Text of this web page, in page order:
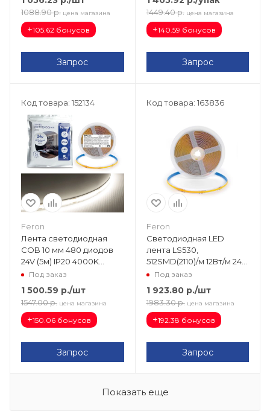
1088.90 р. цена магазина
+105.62 бонусов
Запрос
1449.40 р. цена магазина
+140.59 бонусов
Запрос
Код товара: 152134
Feron
Лента светодиодная
COB 10 мм 480 диодов
24V (5м) IP20 4000K
Под заказ
1 500.59 р./шт
1547.00 р. цена магазина
+150.06 бонусов
Запрос
Код товара: 163836
Feron
Светодиодная LED
лента LS530,
512SMD(2110)/м 12Вт/м 24V
5000*10*1.8мм 3000К
Под заказ
1 923.80р./шт
1983.30 р. цена магазина
+192.38 бонусов
Запрос
Показать еще